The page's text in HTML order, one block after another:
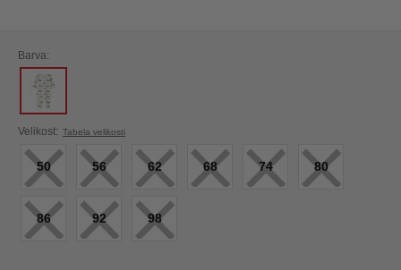
Barva:
Velikost: Tabela velikosti
50
× 56
× 62
× 68
× 74
× 80
×
86
× 92
× 98
×